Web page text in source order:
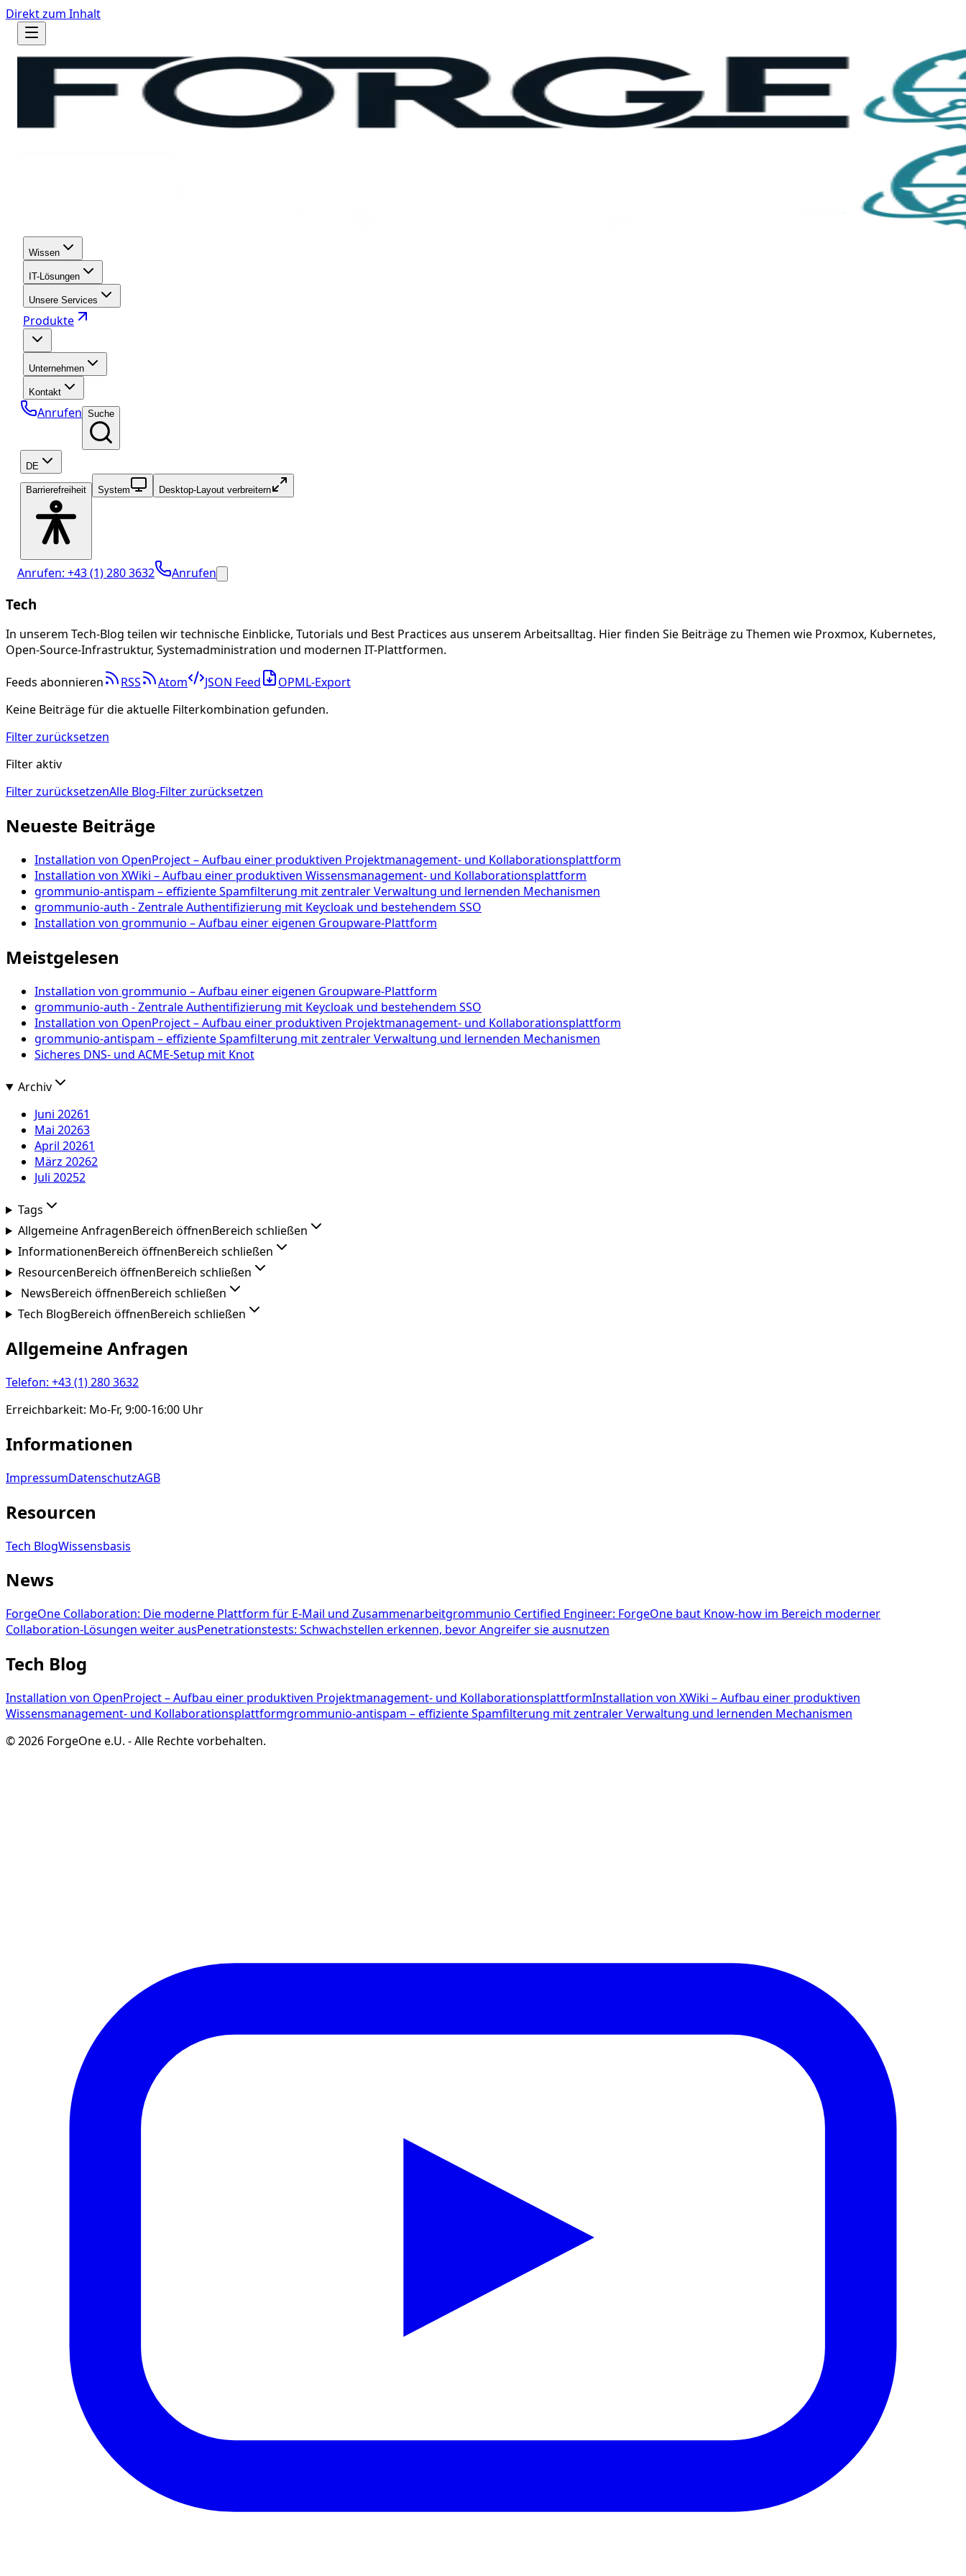
Direkt zum Inhalt
Wissen
IT-Lösungen
Unsere Services
Produkte
Unternehmen
Kontakt
Anrufen Suche
DE
Barrierefreiheit System Desktop-Layout verbreitern
Anrufen: +43 (1) 280 3632 Anrufen
Tech
In unserem Tech-Blog teilen wir technische Einblicke, Tutorials und Best Practices aus unserem Arbeitsalltag. Hier finden Sie Beiträge zu Themen wie Proxmox, Kubernetes,
Open-Source-Infrastruktur, Systemadministration und modernen IT-Plattformen.
Feeds abonnieren RSS Atom JSON Feed
OPML-Export
Keine Beiträge für die aktuelle Filterkombination gefunden.
Filter zurücksetzen
Filter aktiv
Filter zurücksetzenAlle Blog-Filter zurücksetzen
Neueste Beiträge
Installation von OpenProject – Aufbau einer produktiven Projektmanagement- und Kollaborationsplattform
Installation von XWiki – Aufbau einer produktiven Wissensmanagement- und Kollaborationsplattform
grommunio-antispam – effiziente Spamfilterung mit zentraler Verwaltung und lernenden Mechanismen
grommunio-auth - Zentrale Authentifizierung mit Keycloak und bestehendem SSO
Installation von grommunio – Aufbau einer eigenen Groupware-Plattform
Meistgelesen
Installation von grommunio – Aufbau einer eigenen Groupware-Plattform
grommunio-auth - Zentrale Authentifizierung mit Keycloak und bestehendem SSO
Installation von OpenProject – Aufbau einer produktiven Projektmanagement- und Kollaborationsplattform
grommunio-antispam – effiziente Spamfilterung mit zentraler Verwaltung und lernenden Mechanismen
Sicheres DNS- und ACME-Setup mit Knot
Archiv
Juni 20261
Mai 20263
April 20261
März 20262
Juli 20252
Tags
Allgemeine AnfragenBereich öffnenBereich schließen
InformationenBereich öffnenBereich schließen
ResourcenBereich öffnenBereich schließen
NewsBereich öffnenBereich schließen
Tech BlogBereich öffnenBereich schließen
Allgemeine Anfragen
Telefon: +43 (1) 280 3632
Erreichbarkeit: Mo-Fr, 9:00-16:00 Uhr
Informationen
ImpressumDatenschutzAGB
Resourcen
Tech BlogWissensbasis
News
ForgeOne Collaboration: Die moderne Plattform für E-Mail und Zusammenarbeitgrommunio Certified Engineer: ForgeOne baut Know-how im Bereich moderner
Collaboration-Lösungen weiter ausPenetrationstests: Schwachstellen erkennen, bevor Angreifer sie ausnutzen
Tech Blog
Installation von OpenProject – Aufbau einer produktiven Projektmanagement- und KollaborationsplattformInstallation von XWiki – Aufbau einer produktiven
Wissensmanagement- und Kollaborationsplattformgrommunio-antispam – effiziente Spamfilterung mit zentraler Verwaltung und lernenden Mechanismen
©2026 ForgeOne e.U. -Alle Rechte vorbehalten.